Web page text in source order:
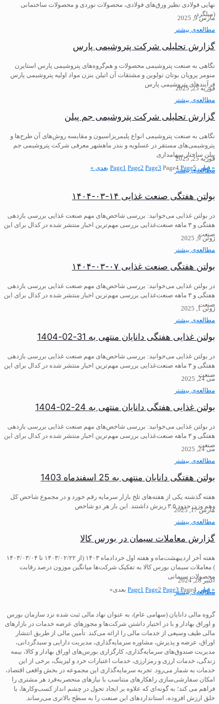
نهایی فولادی نظیر ورق‌های فولادی، محصولات نوردی و محصولات ساختمانی
(میلگرد،
مطالعه‌ی بیشتر
مارس 9, 2025
گزارش تحلیلی شرکت پتروشیمی پارس
نگاهی به صنعت پتروشیمی محصولات و هم‌گروه‌های پتروشیمی پارس استایرن‌
منومر پروپان بوتان تولوین‌ و مشتقات آن اتیلن بنزن مواد اولیه پتروشیمی‌ پارس
فرآیندهای پتروشیمی پارس
مطالعه‌ی بیشتر
فوریه 25, 2025
گزارش تحلیلی شرکت پتروشیمی جم پیلن
نگاهی به صنعت پتروشیمی انواع پلیمریزاسیون و مقایسه روش‌های آن طرح‌ها و
پتروشیمی‌های مستقر در عسلویه و بندر ماهشهر معرفی شرکت پتروشیمی جم
پیلن ساختار سهامداری
مطالعه‌ی بیشتر
فوریه 25, 2025
« قبلی
Page1 Page2 Page3 Page4 Page5 بعدی »
بولتن هفتگی صنعت غذایی ۱۴-۰۳-۱۴۰۴
در بولتن غذایی می‌خوانید: بررسی شاخص‌های مهم صنعت غذایی بررسی بازدهی
هفتگی و ۳ ماهه صنعت‌غذایی ️بررسی مهم‌ترین اخبار منتشر شده در کدال برای این
صنعت
مطالعه‌ی بیشتر
ژوئن 9, 2025
بولتن هفتگی صنعت غذایی ۰۷-۰۳-۱۴۰۴
در بولتن غذایی می‌خوانید: بررسی شاخص‌های مهم صنعت غذایی بررسی بازدهی
هفتگی و ۳ ماهه صنعت‌غذایی بررسی مهم‌ترین اخبار منتشر شده در کدال برای این
صنعت
مطالعه‌ی بیشتر
ژوئن 1, 2025
بولتن غذایی هفتگی دانایان منتهی به 31-02-1404
در بولتن غذایی می‌خوانید: بررسی شاخص‌های مهم صنعت غذایی بررسی بازدهی
هفتگی و ۳ ماهه صنعت‌غذایی ️بررسی مهم‌ترین اخبار منتشر شده در کدال برای این
صنعت
مطالعه‌ی بیشتر
می 24, 2025
بولتن غذایی هفتگی دانایان منتهی به 24-02-1404
در بولتن غذایی می‌خوانید: ️بررسی شاخص‌های مهم صنعت غذایی بررسی بازدهی
هفتگی و ۳ ماهه صنعت‌غذایی ️بررسی مهم‌ترین اخبار منتشر شده در کدال برای این
صنعت
مطالعه‌ی بیشتر
می 24, 2025
بولتن هفتگی دانایان منتهی به 25 اسفندماه 1403
هفته گذشته یکی از هفته‌های تلخ بازار سرمایه رقم خورد و در مجموع شاخص کل
وهم وزن حدود ۳.۵ ریزش داشتند. این بار هر دو شاخص
مطالعه‌ی بیشتر
مارس 17, 2025
گزارش معاملات سیمان در بورس کالا
هفته آخر اردیبهشت‌ماه و هفته‌ اول خردادماه ۱۴۰۳ (از ۱۴۰۳/۰۲/۲۲ تا ۱۴۰۳/۰۳/۰۴
) معاملات سیمان بورس کالا به تفکیک شرکت‌ها میانگین موزون درصد رقابت
محصولات سیمانی
مطالعه‌ی بیشتر
اکتبر 28, 2024
« قبلی
Page1 Page2 Page3 Page4 بعدی»
گروه مالی دانایان (سهامی عام)، به عنوان نهاد مالی ثبت شده نزد سازمان بورس
و اوراق بهادار و با در اختیار داشتن شرکت‌ها و مجوزهای عرضه خدمات در بازارهای
مالی طیف وسیعی از خدمات مالی را ارائه می‌کند. تأمین مالی از طریق انتشار
اوراق، عرضه و پذیرش، مشاوره سرمایه‌گذاری، مدیریت دارایی و سبدگردانی،
مدیریت صندوق‌های سرمایه‌گذاری، کارگزاری بورس‌های اوراق بهادار و کالا، بیمه
زندگی، خدمات ارزی و رمزارزی، خدمات اعتبارات خرد و لیزینگ، برخی از این
خدمات به شمار می‌رود. تجربه سرمایه‌گذاری این مجموعه در بخش واقعی اقتصاد،
امکان سفارشی‌سازی راهکارهای متناسب با نیازهای منحصربه‌فرد هر مشتری را
فراهم می کند؛ به گونه‌ای که علاوه بر ایجاد تحول در چشم انداز کسب‌و‌کارها، با
خلق ارزش افزوده، استانداردهای این صنعت را به سطح بالاتری می‌رساند.